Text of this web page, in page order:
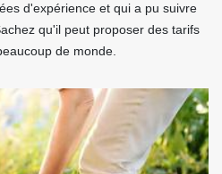
d'expérience et qui a pu suivre
qu'il peut proposer des tarifs
de monde.